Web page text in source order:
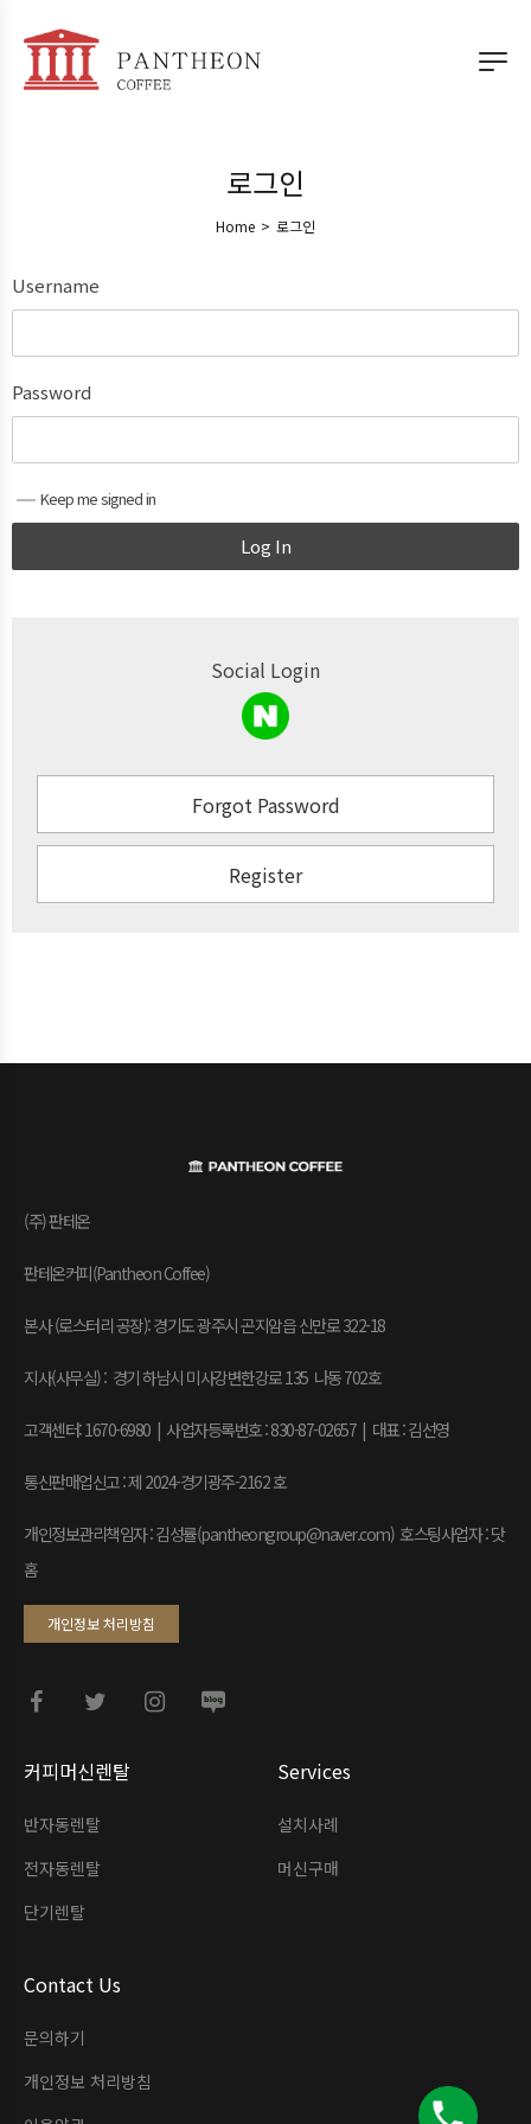
로그인
Home > 로그인
Username
Password
Keep me signed in
Log In
Social Login
Forgot Password
Register
커피머신렌탈
반자동렌탈
전자동렌탈
단기렌탈
Services
설치사례
머신구매
Contact Us
문의하기
개인정보 처리방침
(주) 판테온
판테온커피(Pantheon Coffee)
본사 (로스터리 공장): 경기도 광주시 곤지암읍 신만로 322-18
지사(사무실) : 경기 하남시 미사강변한강로 135 나동 702호
고객센터: 1670-6980 | 사업자등록번호 : 830-87-02657 | 대표 : 김선영
통신판매업신고 : 제 2024-경기광주-2162 호
개인정보관리책임자 : 김성률(pantheongroup@naver.com) 호스팅사업자 : 닷
홈
개인정보 처리방침